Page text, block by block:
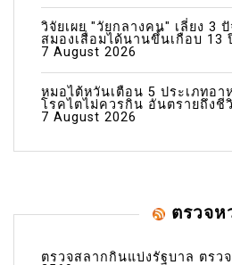
วิจัยเผย "วัยกลางคน" เลี่ยง 3
สมองเสื่อมได้นานขึ้นเกือบ 13
7 August 2026
หมอไต้หวันเตือน 5 ประเภทอา
โรคไตไม่ควรกิน อันตรายถึงชี
7 August 2026
ตรวจห
ตรวจสลากกินแบ่งรัฐบาล ตรว